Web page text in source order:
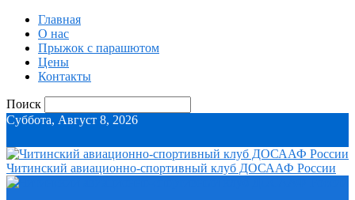
Главная
О нас
Прыжок с парашютом
Цены
Контакты
Поиск
Суббота, Август 8, 2026
Читинский авиационно-спортивный клуб ДОСААФ России